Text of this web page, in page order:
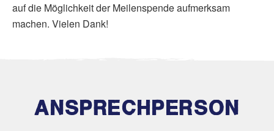
auf die Möglichkeit der Meilenspende aufmerksam
machen. Vielen Dank!
ANSPRECHPERSON